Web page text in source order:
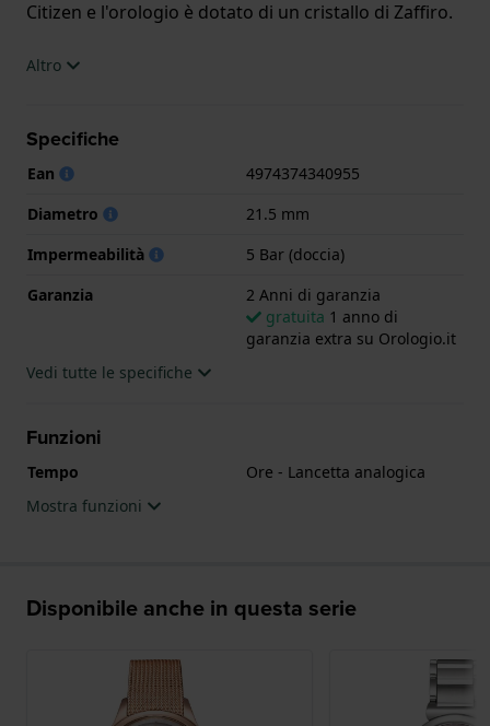
Citizen e l'orologio è dotato di un cristallo di Zaffiro.
L'orologio è impermeabile a 5ATM. Questo significa
.
Altro
Specifiche
Ean
4974374340955
Diametro
21.5 mm
Impermeabilità
5 Bar (doccia)
Garanzia
2 Anni di garanzia
gratuita 1 anno di
garanzia extra su Orologio.it
Vedi tutte le specifiche
Funzioni
Tempo
Ore - Lancetta analogica
Mostra funzioni
Disponibile anche in questa serie